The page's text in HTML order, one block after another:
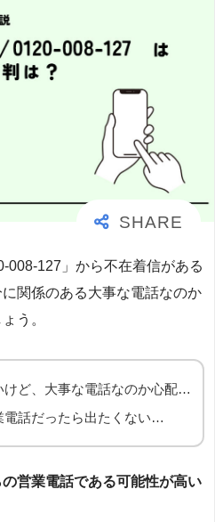
008-127」から不在着信がある
関係のある大事な電話なのか
う。
けど、大事な電話なのか心配…
電話だったら出たくない…
営業電話である可能性が高い